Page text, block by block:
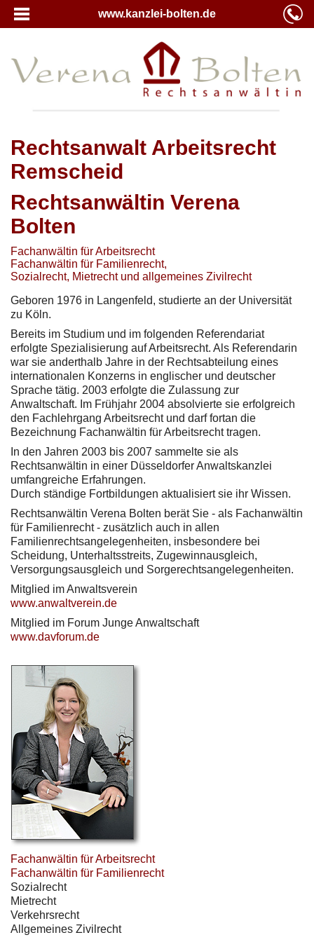
www.kanzlei-bolten.de
Rechtsanwalt Arbeitsrecht
Remscheid
Rechtsanwältin Verena
Bolten
Fachanwältin für Arbeitsrecht
Fachanwältin für Familienrecht,
Sozialrecht, Mietrecht und allgemeines Zivilrecht
Geboren 1976 in Langenfeld, studierte an der Universität
zu Köln.
Bereits im Studium und im folgenden Referendariat
erfolgte Spezialisierung auf Arbeitsrecht. Als Referendarin
war sie anderthalb Jahre in der Rechtsabteilung eines
internationalen Konzerns in englischer und deutscher
Sprache tätig. 2003 erfolgte die Zulassung zur
Anwaltschaft. Im Frühjahr 2004 absolvierte sie erfolgreich
den Fachlehrgang Arbeitsrecht und darf fortan die
Bezeichnung Fachanwältin für Arbeitsrecht tragen.
In den Jahren 2003 bis 2007 sammelte sie als
Rechtsanwältin in einer Düsseldorfer Anwaltskanzlei
umfangreiche Erfahrungen.
Durch ständige Fortbildungen aktualisiert sie ihr Wissen.
Rechtsanwältin Verena Bolten berät Sie - als Fachanwältin
für Familienrecht - zusätzlich auch in allen
Familienrechtsangelegenheiten, insbesondere bei
Scheidung, Unterhaltsstreits, Zugewinnausgleich,
Versorgungsausgleich und Sorgerechtsangelegenheiten.
Mitglied im Anwaltsverein
www.anwaltverein.de
Mitglied im Forum Junge Anwaltschaft
www.davforum.de
Fachanwältin für Arbeitsrecht
Fachanwältin für Familienrecht
Sozialrecht
Mietrecht
Verkehrsrecht
Allgemeines Zivilrecht